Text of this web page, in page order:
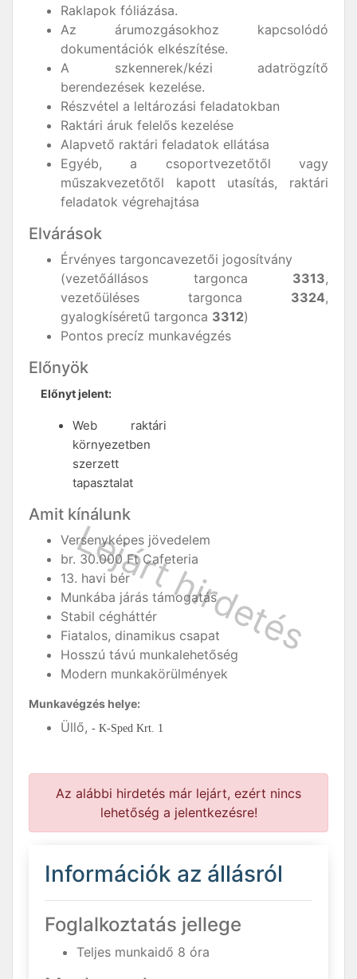
Raklapok fóliázása.
Az árumozgásokhoz kapcsolódó
dokumentációk elkészítése.
A szkennerek/kézi adatrögzítő
berendezések kezelése.
Részvétel a leltározási feladatokban
Raktári áruk felelős kezelése
Alapvető raktári feladatok ellátása
Egyéb, a csoportvezetőtől vagy
műszakvezetőtől kapott utasítás, raktári
feladatok végrehajtása
Elvárások
Érvényes targoncavezetői jogosítvány
(vezetőállásos targonca 3313,
vezetőüléses targonca 3324,
gyalogkíséretű targonca 3312)
Pontos precíz munkavégzés
Előnyök
Előnyt jelent:
Web raktári
környezetben
szerzett
tapasztalat
Amit kínálunk
Versenyképes jövedelem
br. 30.000 Ft Cafeteria
13. havi bér
Munkába járás támogatás
Stabil cégháttér
Fiatalos, dinamikus csapat
Hosszú távú munkalehetőség
Modern munkakörülmények
Munkavégzés helye:
Üllő, - K-Sped Krt. 1
Az alábbi hirdetés már lejárt, ezért nincs
lehetőség a jelentkezésre!
Információk az állásról
Foglalkoztatás jellege
Teljes munkaidő 8 óra